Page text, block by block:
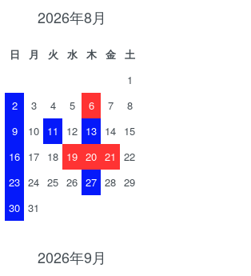
2026年8月
日 月 火 水 木 金
土
1
2
3 4 5 6 7
8
9
10 11 12 13 14 15
16 17 18 19 20 21
22
23 24 25 26 27 28 29
30 31
2026年9月